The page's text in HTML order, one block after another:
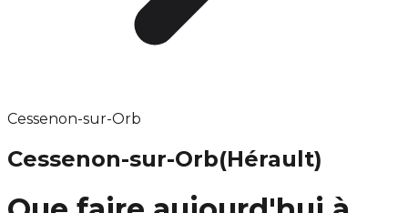
Cessenon-sur-Orb
Cessenon-sur-Orb(Hérault)